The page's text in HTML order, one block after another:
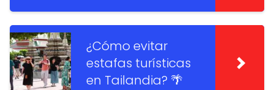
¿Cómo evitar
estafas turísticas
en Tailandia? 🌴